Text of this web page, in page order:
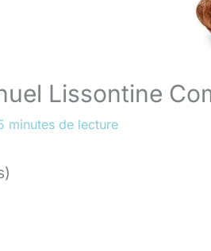
Lissontine
minutes de lecture